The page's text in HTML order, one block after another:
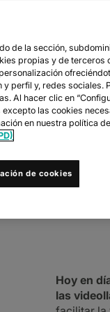
cada
u otras
Hoy en
las
de la sección,
propias y de terceros
y perfil y, redes sociales.
Al hacer clic en
excepto las cookies
en nuestra política
de cookies